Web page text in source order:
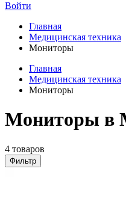
Войти
Главная
Медицинская техника
Мониторы
Главная
Медицинская техника
Мониторы
Мониторы в
4 товаров
Фильтр